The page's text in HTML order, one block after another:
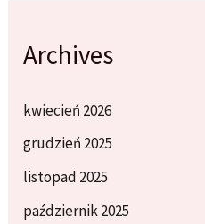
Archives
kwiecień 2026
grudzień 2025
listopad 2025
październik 2025